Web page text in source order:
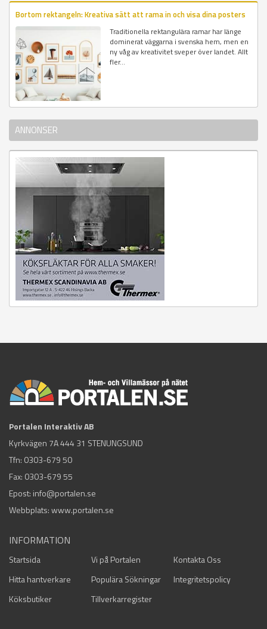
Bortom rektangeln: Kreativa sätt att rama in och visa dina posters
Traditionella rektangulära ramar har länge
dominerat väggarna i svenska hem, men en
ny våg av kreativitet sveper över landet. Allt
fler...
ANNONSER
Portalen Interaktiv AB
Kyrkvägen 7A 444 31 STENUNGSUND
Tfn: 0303-679 50
Fax: 0303-679 55
Epost: info@portalen.se
Webbplats: www.portalen.se
INFORMATION
Startsida Vi på Portalen
Kontakta Oss
Hitta hantverkare
Populära Sökningar
Integritetspolicy
Köksbutiker
Tillverkarregister